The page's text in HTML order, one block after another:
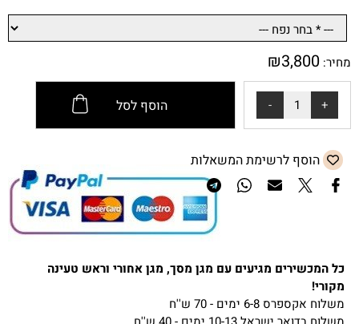
מחיר: ₪3,800
הוסף לסל
הוסף לרשימת המשאלות
כל המכשירים מגיעים עם מגן מסך, מגן אחורי וראש טעינה
מקורי!
משלוח אקספרס 6-8 ימים - 70 ש''ח